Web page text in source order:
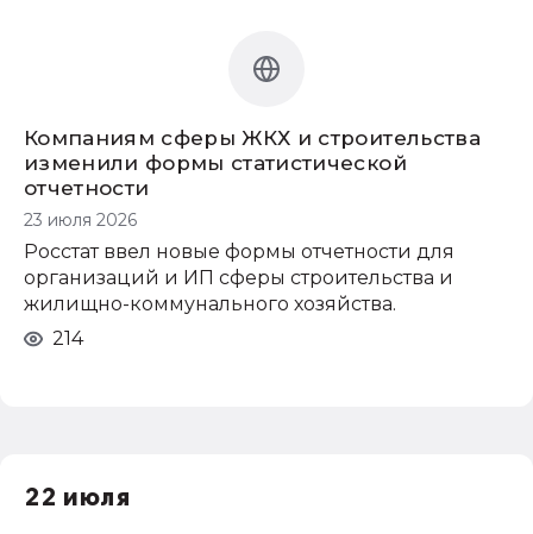
Компаниям сферы ЖКХ и строительства
изменили формы статистической
отчетности
23 июля 2026
Росстат ввел новые формы отчетности для
организаций и ИП сферы строительства и
жилищно-коммунального хозяйства.
214
22 июля